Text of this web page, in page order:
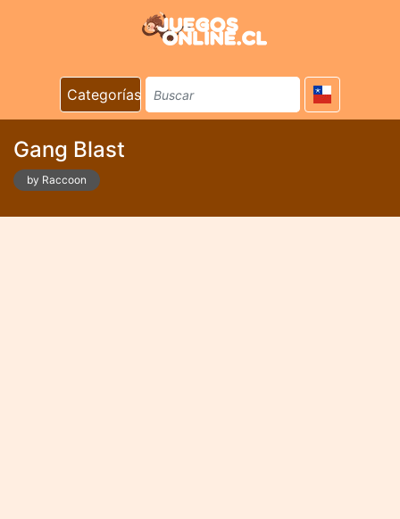
Categorías
Gang Blast
by Raccoon